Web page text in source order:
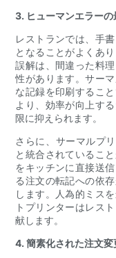
3. ヒューマンエラーの
レストランでは、手
となることがよくあ
誤解は、間違った料
性があります。サー
な記録を印刷するこ
より、効率が向上す
限に抑えられます。
さらに、サーマルプ
と統合されているこ
をキッチンに直接送
る注文の転記への依
します。人為的ミス
トプリンターはレス
献します。
4. 簡素化された注文変